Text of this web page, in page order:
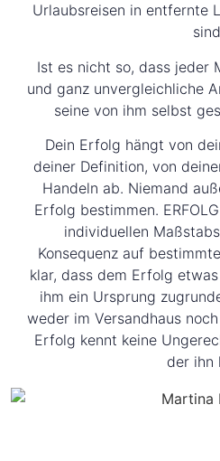
Urlaubsreisen in entfernte
Ist es nicht so, dass jeder
und ganz unvergleichliche
seine von ihm selbst
Dein Erfolg hängt von
deiner Definition, von
Handeln ab. Niemand
Erfolg bestimmen. ERFOLG
individuellen
Konsequenz auf
klar, dass dem Erfolg
ihm ein Ursprung
weder im Versandhaus
Erfolg kennt keine
der ihn